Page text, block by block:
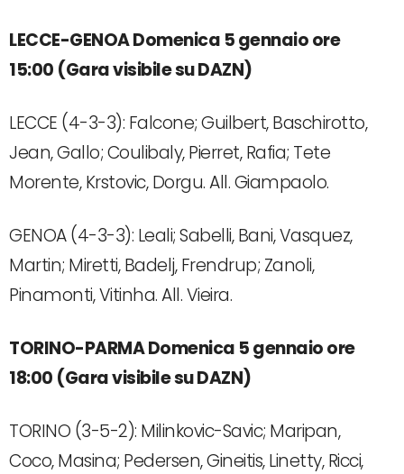
LECCE-GENOA Domenica 5 gennaio ore
15:00 (Gara visibile su DAZN)
LECCE (4-3-3): Falcone; Guilbert, Baschirotto,
Jean, Gallo; Coulibaly, Pierret, Rafia; Tete
Morente, Krstovic, Dorgu. All. Giampaolo.
GENOA (4-3-3): Leali; Sabelli, Bani, Vasquez,
Martin; Miretti, Badelj, Frendrup; Zanoli,
Pinamonti, Vitinha. All. Vieira.
TORINO-PARMA Domenica 5 gennaio ore
18:00 (Gara visibile su DAZN)
TORINO (3-5-2): Milinkovic-Savic; Maripan,
Coco, Masina; Pedersen, Gineitis, Linetty, Ricci,